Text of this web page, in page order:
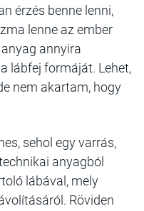
érzés benne lenni,
lenne az ember
anyag annyira
lábfej formáját. Lehet,
nem akartam, hogy
sehol egy varrás,
anyagból
lábával, mely
Röviden